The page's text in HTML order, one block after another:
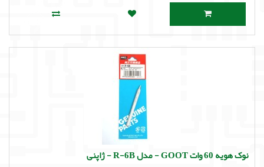
نوک هویه 60 وات GOOT - مدل R-6B - ژاپنی